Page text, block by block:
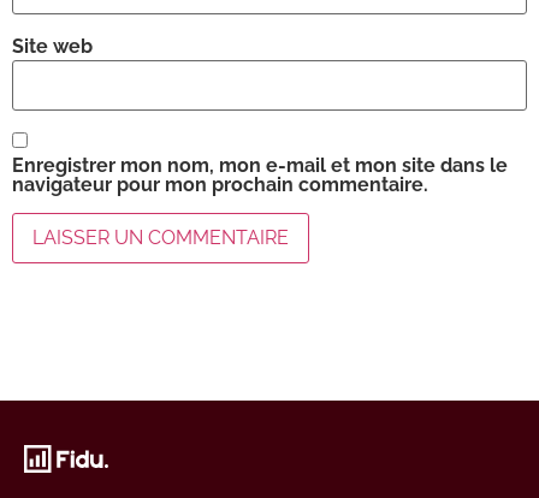
Site web
Enregistrer mon nom, mon e-mail et mon site dans le
navigateur pour mon prochain commentaire.